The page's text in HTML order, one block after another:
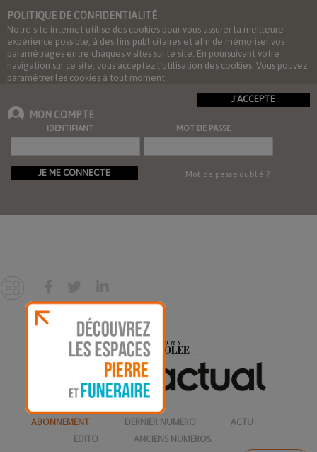
POLITIQUE DE CONFIDENTIALITÉ
Notre site internet utilise des cookies pour vous assurer la meilleure
expérience possible, à des fins publicitaires et afin de mémoriser vos
paramétrages entre chaques visites sur le site. En poursuivant votre
navigation sur ce site, vous acceptez l'utilisation des cookies. Vous pouvez
paramétrer les cookies à tout moment.
J'ACCEPTE
MON COMPTE
IDENTIFIANT MOT DE PASSE
JE ME CONNECTE Mot de passe oublié ?
ABONNEMENT DERNIER NUMERO
ACTU
EDITO
ANCIENS NUMEROS